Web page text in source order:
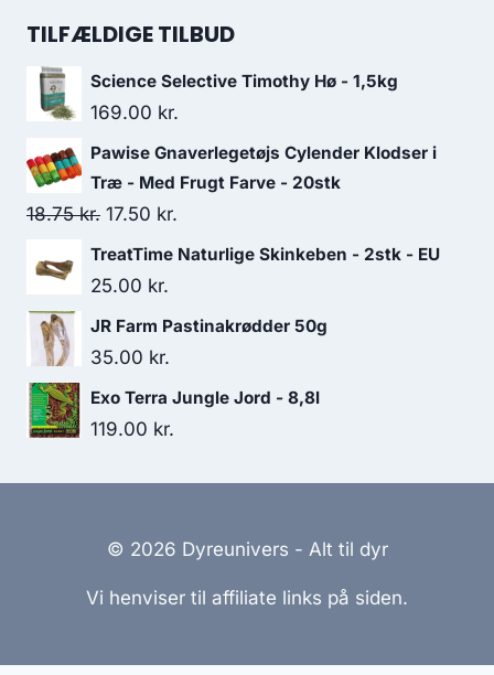
30.00 kr..26.25 kr..
pris
523.75 kr.. 450.00 kr..
TILFÆLDIGE TILBUD
Science Selective Timothy Hø - 1,5kg
169.00 kr.
Pawise Gnaverlegetøjs Cylender Klodser i
Træ - Med Frugt Farve - 20stk
18.75kr. Den
oprindelige
pris
18.75 kr..
17.50 kr.
aktuelle
TreatTime Naturlige Skinkeben - 2stk - EU
25.00 kr.
JR Farm Pastinakrødder 50g
35.00 kr.
Exo Terra Jungle Jord - 8,8l
119.00 kr.
© 2026 Dyreunivers - Alt til dyr
Vi henviser til affiliate links på siden.